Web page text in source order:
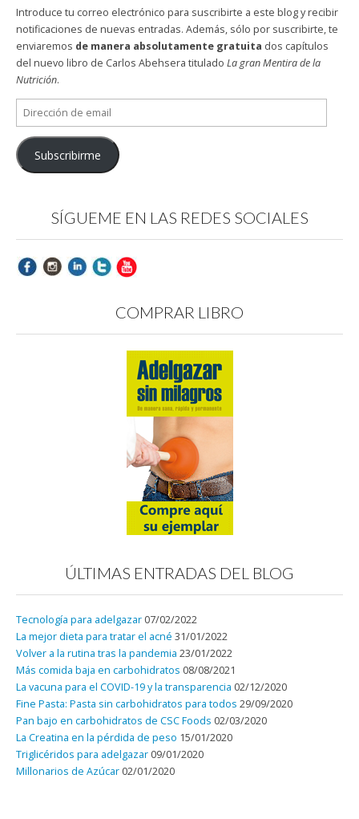
Introduce tu correo electrónico para suscribirte a este blog y recibir
notificaciones de nuevas entradas. Además, sólo por suscribirte, te
enviaremos de manera absolutamente gratuita dos capítulos
del nuevo libro de Carlos Abehsera titulado La gran Mentira de la
Nutrición.
Dirección
de
email
Subscribirme
SÍGUEME EN LAS REDES SOCIALES
COMPRAR LIBRO
ÚLTIMAS ENTRADAS DEL BLOG
Tecnología para adelgazar 07/02/2022
La mejor dieta para tratar el acné 31/01/2022
Volver a la rutina tras la pandemia 23/01/2022
Más comida baja en carbohidratos 08/08/2021
La vacuna para el COVID-19 y la transparencia 02/12/2020
Fine Pasta: Pasta sin carbohidratos para todos 29/09/2020
Pan bajo en carbohidratos de CSC Foods 02/03/2020
La Creatina en la pérdida de peso 15/01/2020
Triglicéridos para adelgazar 09/01/2020
Millonarios de Azúcar 02/01/2020